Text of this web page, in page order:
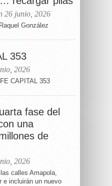
26 junio, 2026
González
353
2026
CAPITAL 353
fase del
una
de
2026
calles Amapola,
e incluirán un nuevo